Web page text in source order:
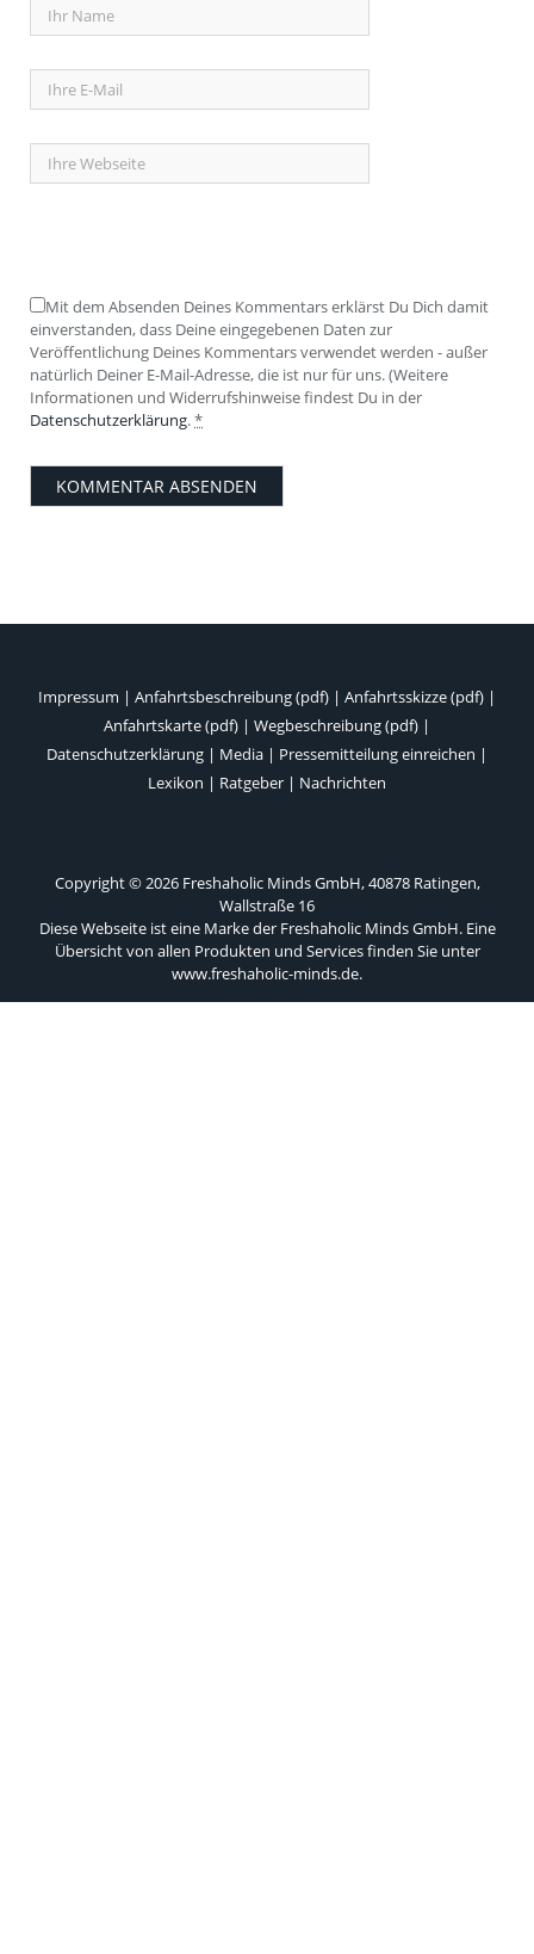
Mit dem Absenden Deines Kommentars erklärst Du Dich damit
einverstanden, dass Deine eingegebenen Daten zur
Veröffentlichung Deines Kommentars verwendet werden - außer
natürlich Deiner E-Mail-Adresse, die ist nur für uns. (Weitere
Informationen und Widerrufshinweise findest Du in der
Datenschutzerklärung.*
Impressum | Anfahrtsbeschreibung (pdf) | Anfahrtsskizze (pdf) |
Anfahrtskarte (pdf) | Wegbeschreibung (pdf) |
Datenschutzerklärung | Media | Pressemitteilung einreichen |
Lexikon | Ratgeber | Nachrichten
Copyright © 2026 Freshaholic Minds GmbH, 40878 Ratingen,
Wallstraße 16
Diese Webseite ist eine Marke der Freshaholic Minds GmbH. Eine
Übersicht von allen Produkten und Services finden Sie unter
www.freshaholic-minds.de.